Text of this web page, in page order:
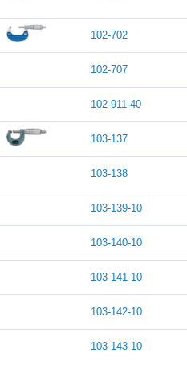
102-702
102-707
102-911-40
103-137
103-138
103-139-10
103-140-10
103-141-10
103-142-10
103-143-10